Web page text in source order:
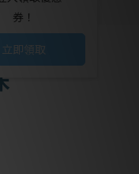
券！
立即領取